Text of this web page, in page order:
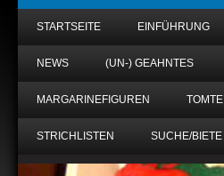
STARTSEITE EINFÜHRUNG
NEWS (UN-) GEAHNTES
MARGARINEFIGUREN TOMTE
STRICHLISTEN SUCHE/BIETE